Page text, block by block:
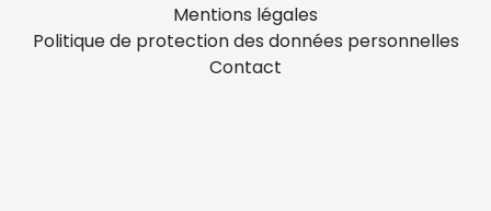
Mentions légales
Politique de protection des données personnelles
Contact